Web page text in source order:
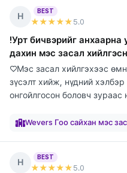
Н
BEST
★★★★★ 5.0
!Урт бичвэрийг
дахин мэс засал
♡Мэс засал хийлгэхээс
зүсэлт хийж, нүдний
онгойлгосон боловч зураас
Wevers Гоо сайхан мэс
Н
BEST
★★★★★ 5.0